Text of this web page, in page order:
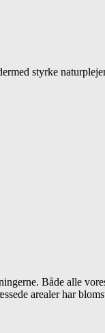
styrke
Både alle
arealer har